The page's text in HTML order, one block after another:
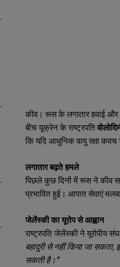
N
a
m
e
*
E
i
l
*
N
u
m
b
e
N
a
m
e
*
E
i
l
*
N
u
m
b
e
कीव। रूस के लगातार हवाई और
बीच यूक्रेन के राष्ट्रपति
कि यदि आधुनिक वायु रक्षा कवच
लगातार बढ़ते हमले
पिछले कुछ दिनों में रूस ने कीव
प्रभावित हुई। आपात सेवाएं
जेलेंस्की का यूरोप से आह्वान
राष्ट्रपति जेलेंस्की ने यूरोपीय
बहादुरी से नहीं किया जा सकता,
सकती है।”